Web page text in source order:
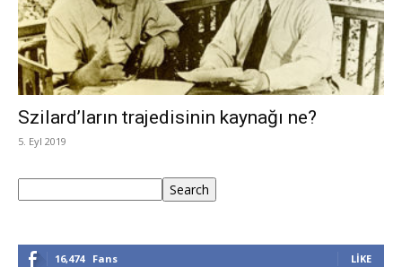
Szilard’ların trajedisinin kaynağı ne?
5. Eyl 2019
Search
16,474 Fans LIKE